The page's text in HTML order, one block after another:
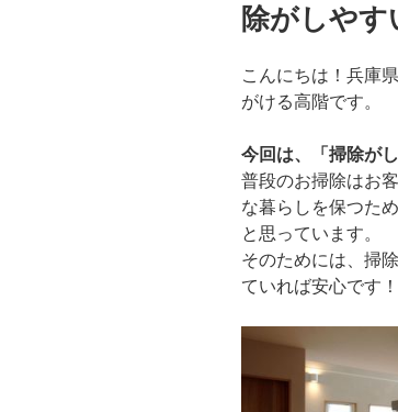
除がしやす
こんにちは！兵庫
がける高階です。
今回は、「掃除が
普段のお掃除はお
な暮らしを保つた
と思っています。
そのためには、掃
ていれば安心です！